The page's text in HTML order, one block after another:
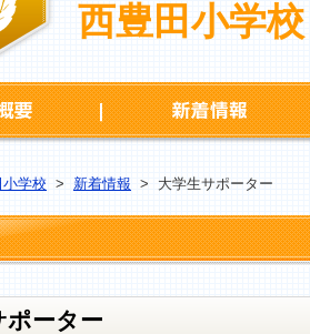
西豊田小学校
学校概要
学校 > 新着情報 > 大学生サポーター
ポーター